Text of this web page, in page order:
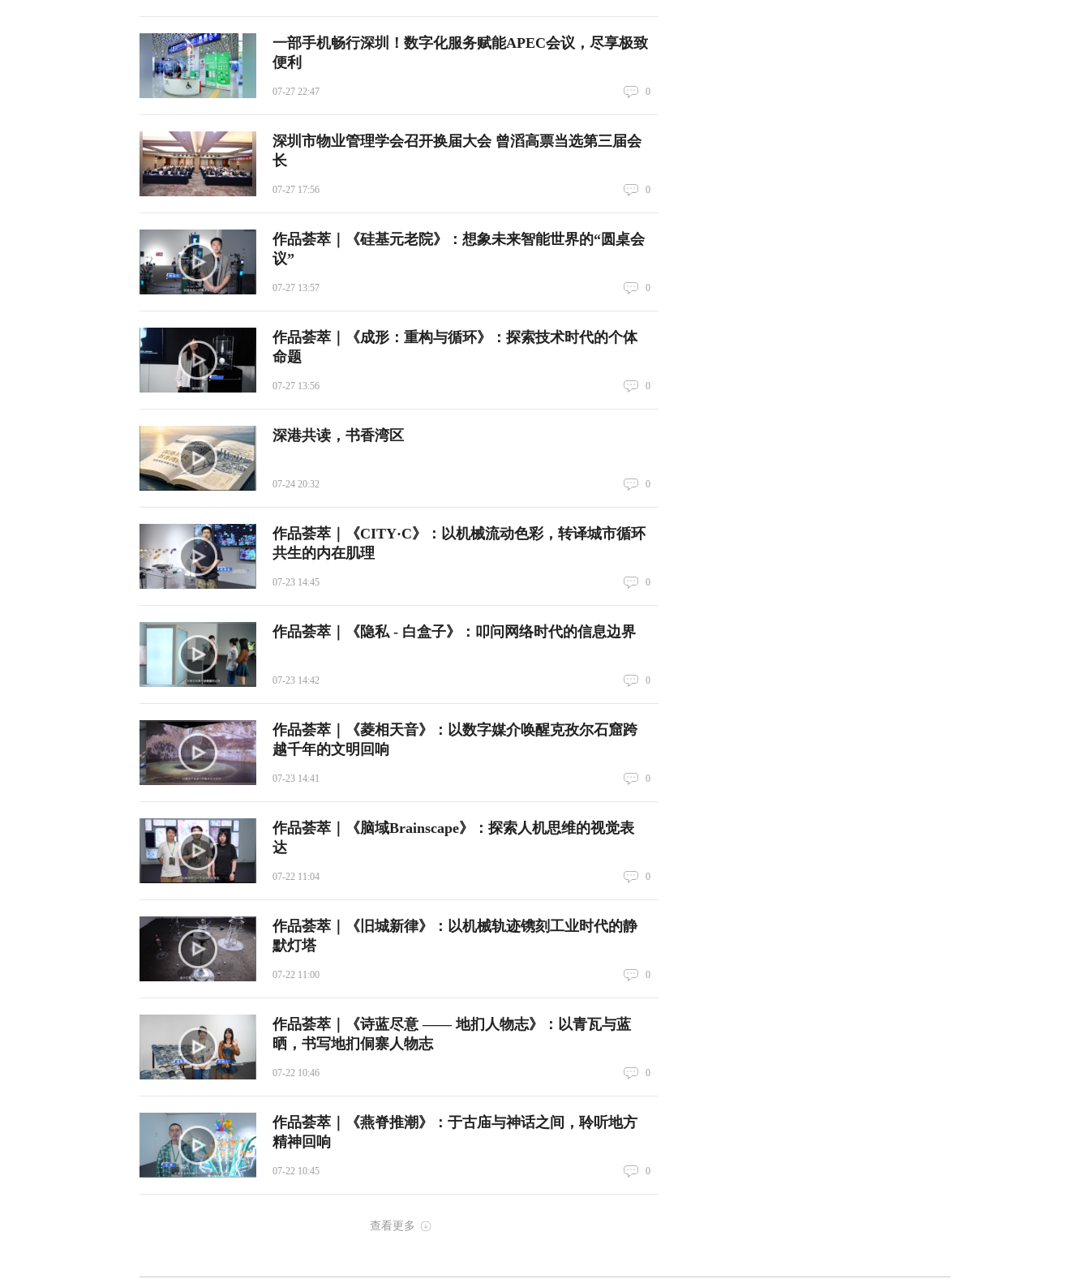
一部手机畅行深圳！数字化服务赋能APEC会议，尽享极致
便利
07-27 22:47 0
深圳市物业管理学会召开换届大会 曾滔高票当选第三届会
长
07-27 17:56 0
作品荟萃｜《硅基元老院》：想象未来智能世界的“圆桌会
议”
07-27 13:57 0
作品荟萃｜《成形：重构与循环》：探索技术时代的个体
命题
07-27 13:56 0
深港共读，书香湾区
07-24 20:32 0
作品荟萃｜《CITY·C》：以机械流动色彩，转译城市循环
共生的内在肌理
07-23 14:45 0
作品荟萃｜《隐私 - 白盒子》：叩问网络时代的信息边界
07-23 14:42 0
作品荟萃｜《菱相天音》：以数字媒介唤醒克孜尔石窟跨
越千年的文明回响
07-23 14:41 0
作品荟萃｜《脑域Brainscape》：探索人机思维的视觉表
达
07-22 11:04 0
作品荟萃｜《旧城新律》：以机械轨迹镌刻工业时代的静
默灯塔
07-22 11:00 0
作品荟萃｜《诗蓝尽意 —— 地扪人物志》：以青瓦与蓝
晒，书写地扪侗寨人物志
07-22 10:46 0
作品荟萃｜《燕脊推潮》：于古庙与神话之间，聆听地方
精神回响
07-22 10:45 0
查看更多